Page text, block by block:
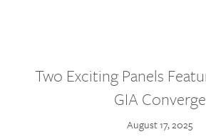
Two Exciting Panels
GIA Converge
August 17, 2025